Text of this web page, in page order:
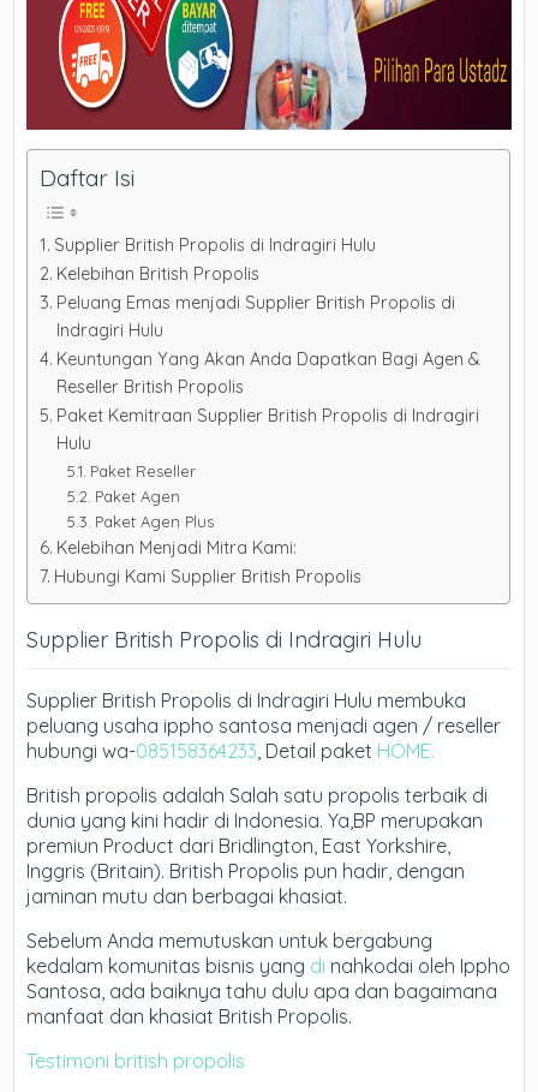
Daftar Isi
Supplier British Propolis di Indragiri Hulu
Kelebihan British Propolis
Peluang Emas menjadi Supplier British Propolis di
Indragiri Hulu
Keuntungan Yang Akan Anda Dapatkan Bagi Agen &
Reseller British Propolis
Paket Kemitraan Supplier British Propolis di Indragiri
Hulu
Paket Reseller
Paket Agen
Paket Agen Plus
Kelebihan Menjadi Mitra Kami:
Hubungi Kami Supplier British Propolis
Supplier British Propolis di Indragiri Hulu
Supplier British Propolis di Indragiri Hulu membuka
peluang usaha ippho santosa menjadi agen / reseller
hubungi wa-085158364233, Detail paket HOME.
British propolis adalah Salah satu propolis terbaik di
dunia yang kini hadir di Indonesia. Ya,BP merupakan
premiun Product dari Bridlington, East Yorkshire,
Inggris (Britain). British Propolis pun hadir, dengan
jaminan mutu dan berbagai khasiat.
Sebelum Anda memutuskan untuk bergabung
kedalam komunitas bisnis yang di nahkodai oleh Ippho
Santosa, ada baiknya tahu dulu apa dan bagaimana
manfaat dan khasiat British Propolis.
Testimoni british propolis